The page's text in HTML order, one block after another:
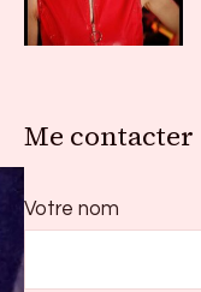
Me contacter
Votre nom